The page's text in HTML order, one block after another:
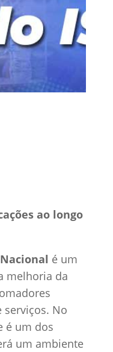
ao longo
é um
melhoria da
serviços. No
é um dos
um ambiente